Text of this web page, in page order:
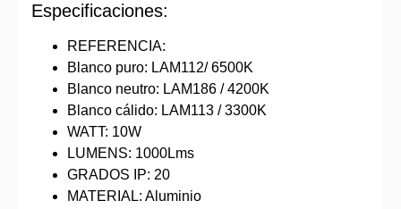
Especificaciones:
REFERENCIA:
Blanco puro: LAM112/ 6500K
Blanco neutro: LAM186 / 4200K
Blanco cálido: LAM113 / 3300K
WATT: 10W
LUMENS: 1000Lms
GRADOS IP: 20
MATERIAL: Aluminio